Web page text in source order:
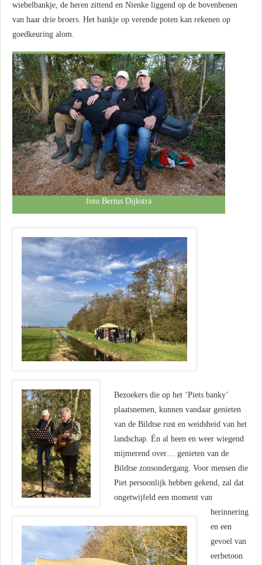
wiebelbankje, de heren zittend en Nienke liggend op de bovenbenen
van haar drie broers. Het bankje op verende poten kan rekenen op
goedkeuring alom.
foto Bertus Dijkstra
Bezoekers die op het ‘Piets banky’
plaatsnemen, kunnen vandaar genieten
van de Bildtse rust en weidsheid van het
landschap. Én al heen en weer wiegend
mijmerend over… genieten van de
Bildtse zonsondergang. Voor mensen die
Piet persoonlijk hebben gekend, zal dat
ongetwijfeld een moment van
herinnering
en een
gevoel van
eerbetoon